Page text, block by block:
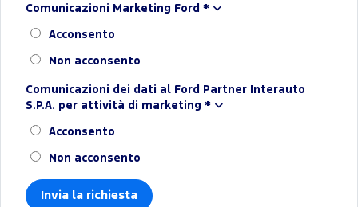
Comunicazioni Marketing Ford *
Acconsento
Non acconsento
Comunicazioni dei dati al Ford Partner Interauto
S.P.A. per attività di marketing *
Acconsento
Non acconsento